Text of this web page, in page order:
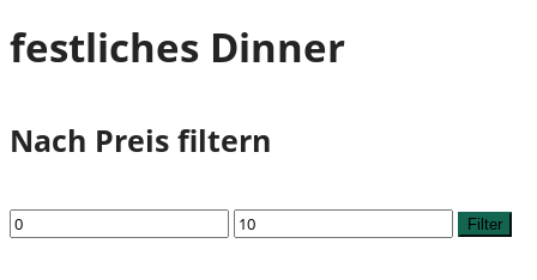
festliches Dinner
Nach Preis filtern
Min.
Preis
Max.
Preis
Filter